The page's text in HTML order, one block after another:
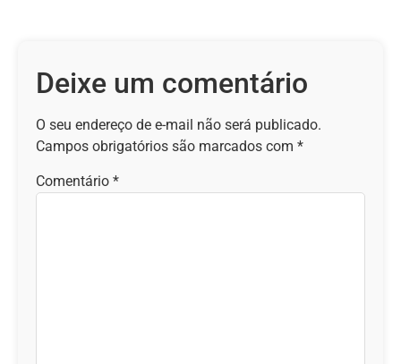
Deixe um comentário
O seu endereço de e-mail não será publicado.
Campos obrigatórios são marcados com *
Comentário *